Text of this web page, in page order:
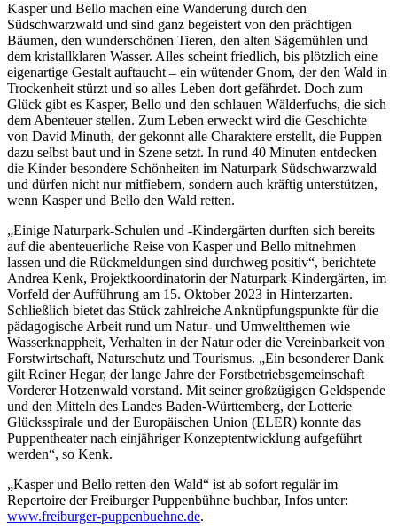
Kasper und Bello machen eine Wanderung durch den
Südschwarzwald und sind ganz begeistert von den prächtigen
Bäumen, den wunderschönen Tieren, den alten Sägemühlen und
dem kristallklaren Wasser. Alles scheint friedlich, bis plötzlich eine
eigenartige Gestalt auftaucht – ein wütender Gnom, der den Wald in
Trockenheit stürzt und so alles Leben dort gefährdet. Doch zum
Glück gibt es Kasper, Bello und den schlauen Wälderfuchs, die sich
dem Abenteuer stellen. Zum Leben erweckt wird die Geschichte
von David Minuth, der gekonnt alle Charaktere erstellt, die Puppen
dazu selbst baut und in Szene setzt. In rund 40 Minuten entdecken
die Kinder besondere Schönheiten im Naturpark Südschwarzwald
und dürfen nicht nur mitfiebern, sondern auch kräftig unterstützen,
wenn Kasper und Bello den Wald retten.
„Einige Naturpark-Schulen und -Kindergärten durften sich bereits
auf die abenteuerliche Reise von Kasper und Bello mitnehmen
lassen und die Rückmeldungen sind durchweg positiv“, berichtete
Andrea Kenk, Projektkoordinatorin der Naturpark-Kindergärten, im
Vorfeld der Aufführung am 15. Oktober 2023 in Hinterzarten.
Schließlich bietet das Stück zahlreiche Anknüpfungspunkte für die
pädagogische Arbeit rund um Natur- und Umweltthemen wie
Wasserknappheit, Verhalten in der Natur oder die Vereinbarkeit von
Forstwirtschaft, Naturschutz und Tourismus. „Ein besonderer Dank
gilt Reiner Hegar, der lange Jahre der Forstbetriebsgemeinschaft
Vorderer Hotzenwald vorstand. Mit seiner großzügigen Geldspende
und den Mitteln des Landes Baden-Württemberg, der Lotterie
Glücksspirale und der Europäischen Union (ELER) konnte das
Puppentheater nach einjähriger Konzeptentwicklung aufgeführt
werden“, so Kenk.
„Kasper und Bello retten den Wald“ ist ab sofort regulär im
Repertoire der Freiburger Puppenbühne buchbar, Infos unter:
www.freiburger-puppenbuehne.de.